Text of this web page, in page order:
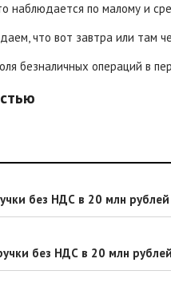
наблюдается по малому и
что вот завтра или там
безналичных операций в
без НДС в 20 млн
без НДС в 20 млн